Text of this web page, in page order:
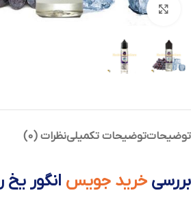
بزرگنمایی تصویر
توضیحاتتوضیحات تکمیلینظرات (0)
بررسی خرید جویس انگور یخ